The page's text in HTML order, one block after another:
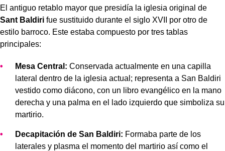
El antiguo retablo mayor que presidía la iglesia original de
Sant Baldiri fue sustituido durante el siglo XVII por otro de
estilo barroco. Este estaba compuesto por tres tablas
principales:
Mesa Central: Conservada actualmente en una capilla
lateral dentro de la iglesia actual; representa a San Baldiri
vestido como diácono, con un libro evangélico en la mano
derecha y una palma en el lado izquierdo que simboliza su
martirio.
Decapitación de San Baldiri: Formaba parte de los
laterales y plasma el momento del martirio así como el